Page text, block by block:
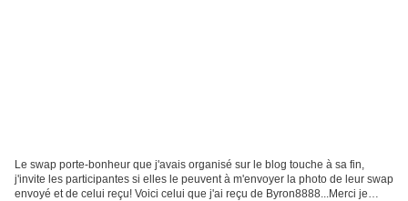
Le swap porte-bonheur que j'avais organisé sur le blog touche à sa fin,
j'invite les participantes si elles le peuvent à m'envoyer la photo de leur swap
envoyé et de celui reçu! Voici celui que j'ai reçu de Byron8888...Merci je